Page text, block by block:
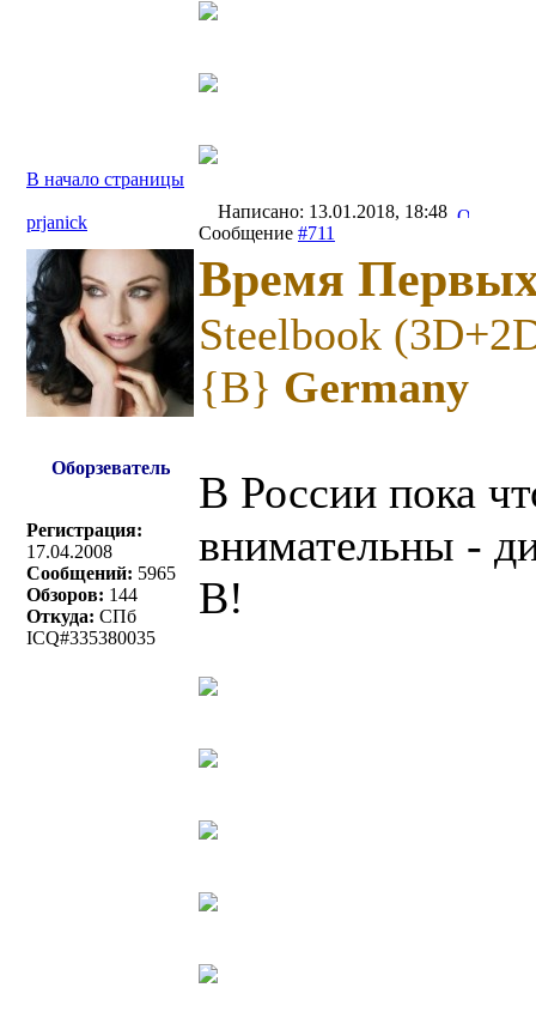
В начало страницы
prjanick
Написано: 13.01.2018, 18:48
Сообщение #711
Оборзеватель
Регистрация:
17.04.2008
Сообщений: 5965
Обзоров: 144
Откуда: СПб
ICQ#335380035
Время
Steelbook
{B} Germany
В России пока
внимательны -
B!